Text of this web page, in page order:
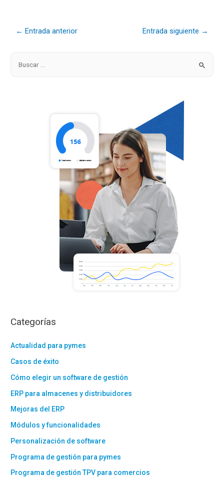
← Entrada anterior Entrada siguiente →
Categorías
Actualidad para pymes
Casos de éxito
Cómo elegir un software de gestión
ERP para almacenes y distribuidores
Mejoras del ERP
Módulos y funcionalidades
Personalización de software
Programa de gestión para pymes
Programa de gestión TPV para comercios